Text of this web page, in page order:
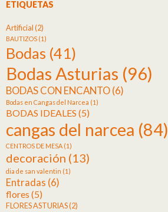
ETIQUETAS
Artificial (2)
BAUTIZOS (1)
Bodas (41)
Bodas Asturias (96)
BODAS CON ENCANTO(6)
Bodas en Cangas del Narcea (1)
BODAS IDEALES (5)
cangas del narcea (84)
CENTROS DE MESA (1)
decoración (13)
dia de san valentin (1)
Entradas (6)
flores (5)
FLORES ASTURIAS(2)